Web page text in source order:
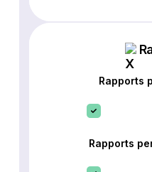
Rapports
Rapports